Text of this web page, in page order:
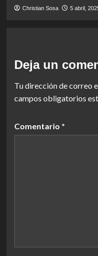
Christian Sosa 5 abril,
Deja un
Tu dirección de correo
campos obligatorios
Comentario *